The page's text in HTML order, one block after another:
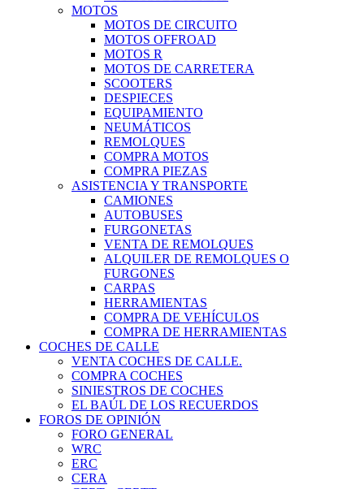
MOTOS
MOTOS DE CIRCUITO
MOTOS OFFROAD
MOTOS R
MOTOS DE CARRETERA
SCOOTERS
DESPIECES
EQUIPAMIENTO
NEUMÁTICOS
REMOLQUES
COMPRA MOTOS
COMPRA PIEZAS
ASISTENCIA Y TRANSPORTE
CAMIONES
AUTOBUSES
FURGONETAS
VENTA DE REMOLQUES
ALQUILER DE REMOLQUES O
FURGONES
CARPAS
HERRAMIENTAS
COMPRA DE VEHÍCULOS
COMPRA DE HERRAMIENTAS
COCHES DE CALLE
VENTA COCHES DE CALLE.
COMPRA COCHES
SINIESTROS DE COCHES
EL BAÚL DE LOS RECUERDOS
FOROS DE OPINIÓN
FORO GENERAL
WRC
ERC
CERA